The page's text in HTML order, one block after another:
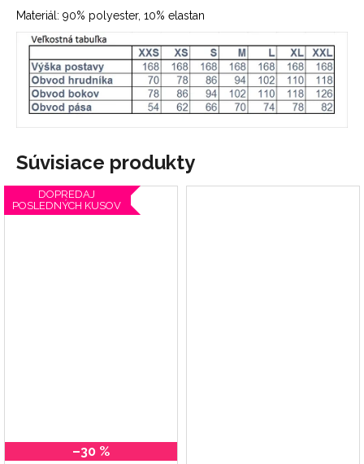
Materiál: 90% polyester, 10% elastan
Súvisiace produkty
DOPREDAJ
POSLEDNÝCH KUSOV
–30 %